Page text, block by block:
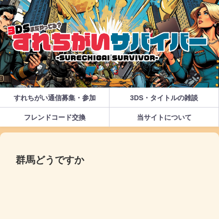
すれちがい通信募集・参加 3DS・タイトルの雑談
フレンドコード交換 当サイトについて
群馬どうですか